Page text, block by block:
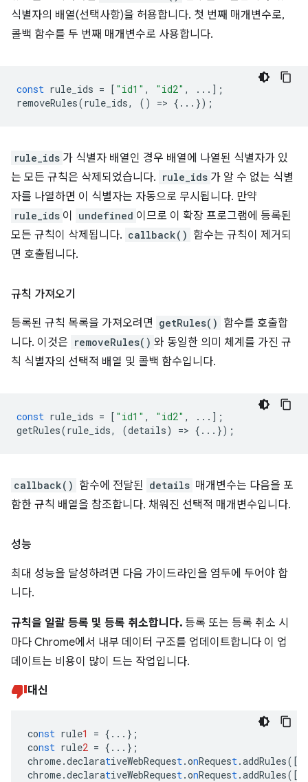
식별자의 배열(선택사항)을 허용합니다. 첫 번째 매개변수로,
콜백 함수를 두 번째 매개변수로 사용합니다.
const rule_ids = [ "id1" , "id2" ,
...];
removeRules(rule_ids, () => {...});
rule_ids 가 식별자 배열인 경우 배열에 나열된 식별자가 있
는 모든 규칙은 삭제되었습니다. rule_ids 가 알 수 없는 식별
자를 나열하면 이 식별자는 자동으로 무시됩니다. 만약
rule_ids 이 undefined 이므로 이 확장 프로그램에 등록된
모든 규칙이 삭제됩니다. callback() 함수는 규칙이 제거되
면 호출됩니다.
규칙 가져오기
등록된 규칙 목록을 가져오려면 getRules() 함수를 호출합
니다. 이것은 removeRules() 와 동일한 의미 체계를 가진 규
칙 식별자의 선택적 배열 및 콜백 함수입니다.
const rule_ids = [ "id1" , "id2" ,
...];
getRules(rule_ids, (details) => {...});
callback() 함수에 전달된 details 매개변수는 다음을 포
함한 규칙 배열을 참조합니다. 채워진 선택적 매개변수입니다.
성능
최대 성능을 달성하려면 다음 가이드라인을 염두에 두어야 합
니다.
규칙을 일괄 등록 및 등록 취소합니다. 등록 또는 등록 취소 시
마다 Chrome에서 내부 데이터 구조를 업데이트합니다 이 업
데이트는 비용이 많이 드는 작업입니다.
대신
const rule1 = { ... } ;
const rule2 = { ... } ;
chrome.declarativeWebRequest.onRequest.addRules( [
chrome.declarativeWebRequest.onRequest.addRules( [